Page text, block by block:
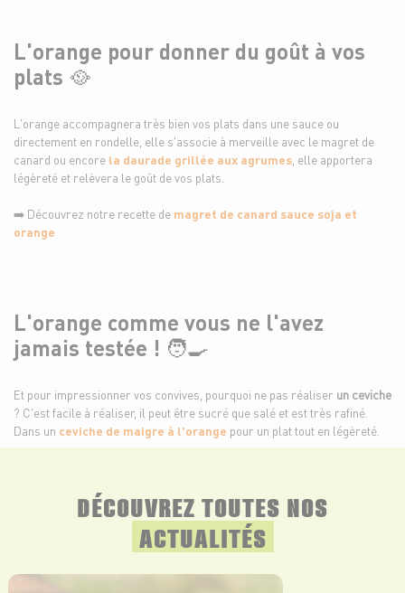
L'orange pour donner du goût à vos
plats 🥘
L'orange accompagnera très bien vos plats dans une sauce ou
directement en rondelle, elle s'associe à merveille avec le magret de
canard ou encore la daurade grillée aux agrumes , elle apportera
légèreté et relèvera le goût de vos plats.
➡️ Découvrez notre recette de magret de canard sauce soja et
orange
L'orange comme vous ne l'avez
jamais testée ! 🧑‍🍳
Et pour impressionner vos convives, pourquoi ne pas réaliser un ceviche
? C'est facile à réaliser, il peut être sucré que salé et est très rafiné.
Dans un ceviche de maigre à l'orange pour un plat tout en légèreté.
DÉCOUVREZ TOUTES NOS
ACTUALITÉS